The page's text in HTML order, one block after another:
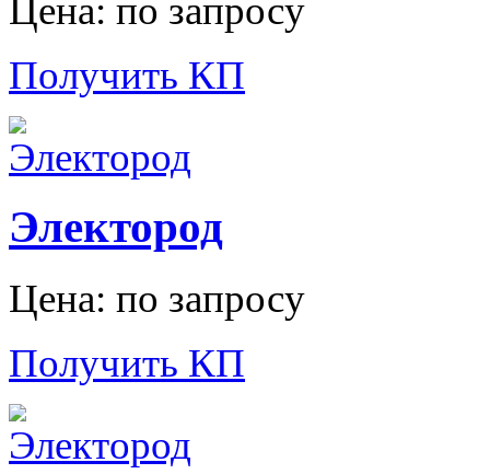
Цена: по запросу
Получить КП
Электород
Цена: по запросу
Получить КП